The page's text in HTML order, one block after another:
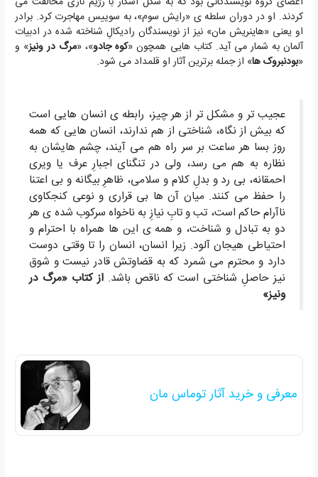
کردند. او در دوران سلطه ی «رایش سوم»، به سوییس مهاجرت کرد. برادر
او یعنی «هاینریش مان» نیز از نویسندگان رادیکالِ شناخته شده در ادبیات
آلمان به شمار می آید. کتاب هایی همچون «کوه جادو»، «مرگ در ونیز» و
«بودنبروک ها» از جمله برترین آثار او قلمداد می شود.
عجیب تر و مشکل تر از هر چیز، رابطه ی انسان هایی است
که بیش از نگاه، شناختی از هم ندارند، انسان هایی که همه
روز بسا هر ساعت بر سر راه هم می آیند، چشم هایشان به
نظاره به هم می رسد، ولی در تنگنای اجبارِ عرف یا ویری
احمقانه، بی رد و بدلِ کلام و سلامی، ظاهرِ بیگانه و بی اعتنا
را حفظ می کنند. میان آن ها بی قراری و نوعی کنجکاوی
ناآرام حاکم است، تب و تابِ نیازِ به ناخواه سرکوب شده ی هر
دو به تبادل و شناخت، و همه ی این ها همراه با احترام و
احتیاطی هیجان آلود. زیرا انسان، انسان را تا وقتی دوست
دارد و محترم می شمرد که به قضاوتش قادر نیست و شوق
نیز حاصلِ شناختی است که ناقص باشد. از کتاب «مرگ در
ونیز»
معرفی و خرید آثار توماس مان